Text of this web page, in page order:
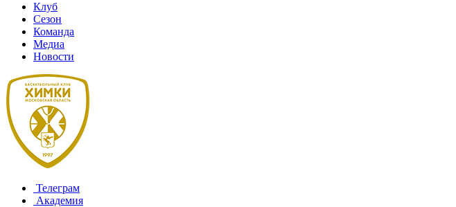
Клуб
Сезон
Команда
Медиа
Новости
Телеграм
Академия